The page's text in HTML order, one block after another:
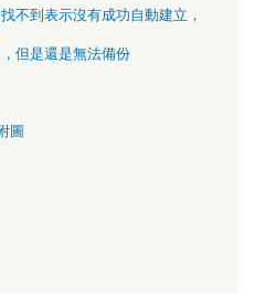
不到表示沒有成功自動建立，
但是還是無法備份
圖